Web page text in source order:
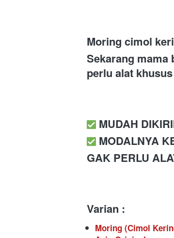
Moring cimol
Sekarang mama
perlu alat
MUDAH
MODALNYA
GAK PERLU
Varian :
Moring (Cimol